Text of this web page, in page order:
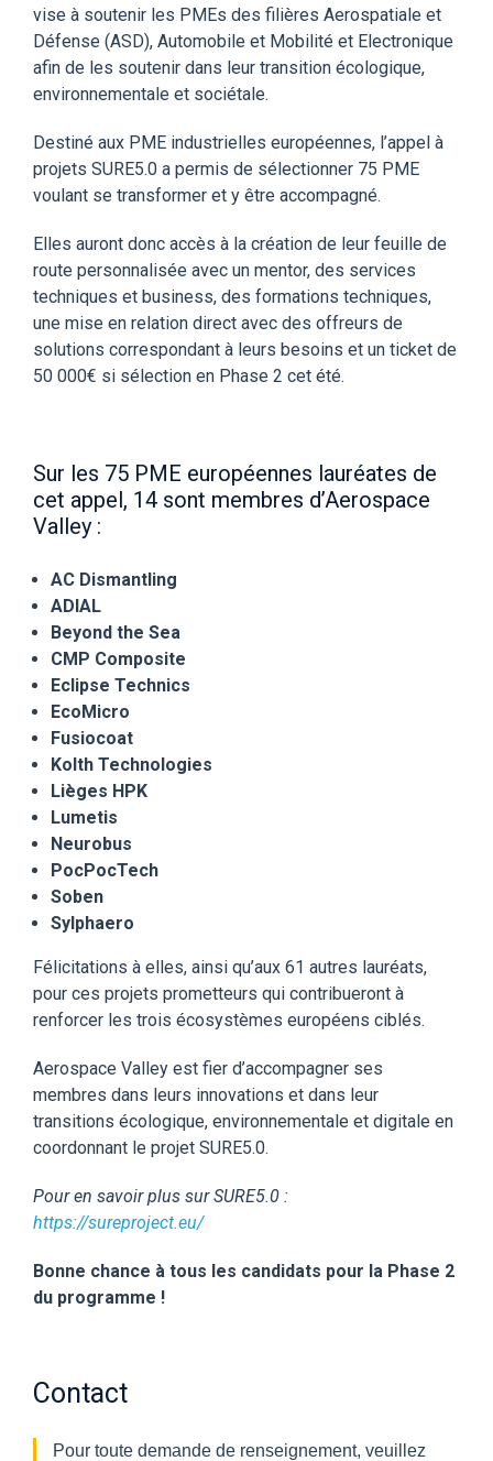
vise à soutenir les PMEs des filières Aerospatiale et
Défense (ASD), Automobile et Mobilité et Electronique
afin de les soutenir dans leur transition écologique,
environnementale et sociétale.
Destiné aux PME industrielles européennes, l’appel à
projets SURE5.0 a permis de sélectionner 75 PME
voulant se transformer et y être accompagné.
Elles auront donc accès à la création de leur feuille de
route personnalisée avec un mentor, des services
techniques et business, des formations techniques,
une mise en relation direct avec des offreurs de
solutions correspondant à leurs besoins et un ticket de
50 000€ si sélection en Phase 2 cet été.
Sur les 75 PME européennes lauréates de
cet appel, 14 sont membres d’Aerospace
Valley :
AC Dismantling
ADIAL
Beyond the Sea
CMP Composite
Eclipse Technics
EcoMicro
Fusiocoat
Kolth Technologies
Lièges HPK
Lumetis
Neurobus
PocPocTech
Soben
Sylphaero
Félicitations à elles, ainsi qu’aux 61 autres lauréats,
pour ces projets prometteurs qui contribueront à
renforcer les trois écosystèmes européens ciblés.
Aerospace Valley est fier d’accompagner ses
membres dans leurs innovations et dans leur
transitions écologique, environnementale et digitale en
coordonnant le projet SURE5.0.
Pour en savoir plus sur SURE5.0 :
https://sureproject.eu/
Bonne chance à tous les candidats pour la Phase 2
du programme !
Contact
Pour toute demande de renseignement, veuillez